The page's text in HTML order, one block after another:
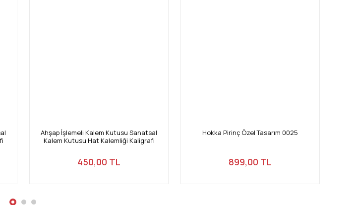
Ahşap İşlemeli Kalem Kutusu Sanatsal
Kalem Kutusu Hat Kalemliği Kaligrafi
450,00 TL
Hokka Pirinç Özel Tasarım 0025
899,00 TL